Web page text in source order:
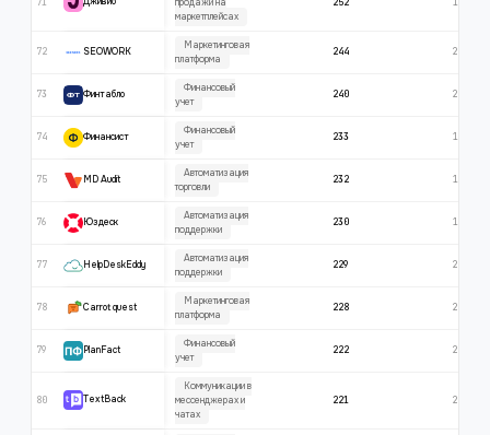
маркетплейсах
72 SEOWORK
Маркетинговая
платформа
244 216
73 Финтабло
Финансовый
учет
240 206
74 Финансист
Финансовый
учет
233 147
75 MD Audit
Автоматизация
торговли
232 173
76 Юздеск
Автоматизация
поддержки
230 198
77 HelpDeskEddy
Автоматизация
поддержки
229 205
78 Carrot quest
Маркетинговая
платформа
228 203
79 PlanFact
Финансовый
учет
222 222
80 TextBack
Коммуникации в
мессенджерах и
чатах
221 279